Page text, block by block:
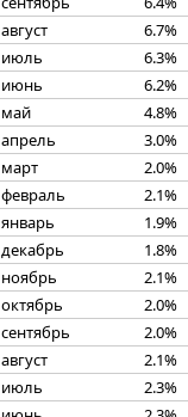
август
6.7%
июль
6.3%
июнь
6.2%
май
4.8%
апрель
3.0%
март
2.0%
февраль
2.1%
январь
1.9%
декабрь
1.8%
ноябрь
2.1%
октябрь
2.0%
сентябрь
2.0%
август
2.1%
июль
2.3%